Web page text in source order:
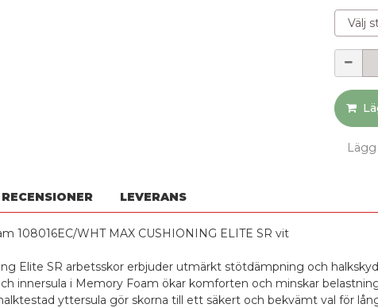
Välj
Mängd
RECENSIONER LEVERANS
108016EC/WHT MAX CUSHIONING ELITE SR vit
Elite SR arbetsskor erbjuder utmärkt stötdämpning och
innersula i Memory Foam ökar komforten och minskar
yttersula gör skorna till ett säkert och bekvämt val för